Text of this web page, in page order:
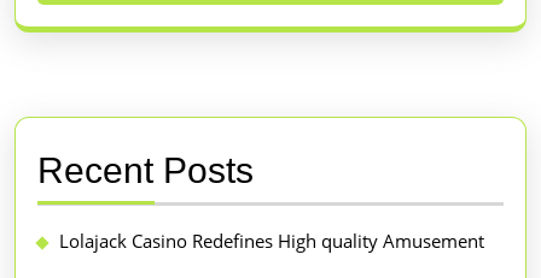
Recent Posts
Lolajack Casino Redefines High quality Amusement